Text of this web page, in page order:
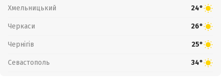
Хмельницький 24°
Черкаси 26°
Чернігів 25°
Севастополь 34°